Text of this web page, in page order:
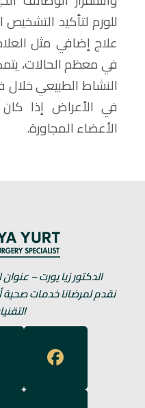
للورم لتأكيد
علاج إضافي مثل
في معظم الحالات،
النشاط الطبيعي
في الأعراض إذا
الأعضاء المجاورة.
الدكتور زيا يورت –
نقدم لمرضانا خدمات صحية